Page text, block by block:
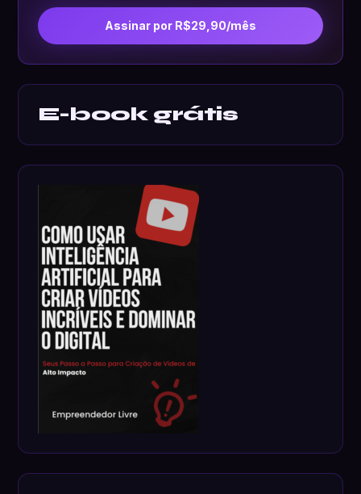
Assinar por R$29,90/mês
E-book grátis